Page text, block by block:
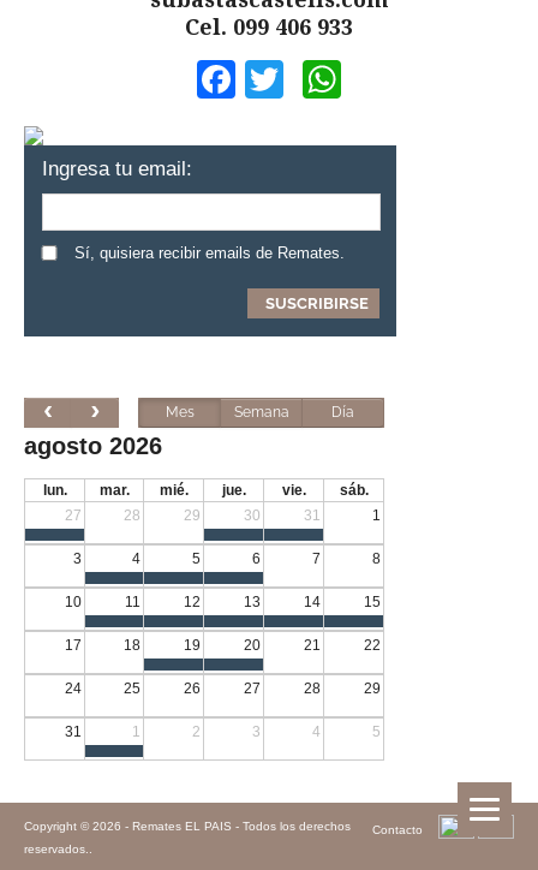
Cel. 099 406 933
Facebook
Twitter
Ingresa tu email:
Sí, quisiera recibir emails de Remates.
Mes Semana Día
agosto 2026
lun. mar. mié. jue. vie.
sáb.
27
28 29 30 31 1
3 4 5 6 7 8
10 11 12 13 14 15
17 18 19 20 21 22
24 25 26 27 28 29
31 1 2 3 4 5
Contacto
Copyright © 2026 - Remates EL PAIS - Todos los derechos
reservados.